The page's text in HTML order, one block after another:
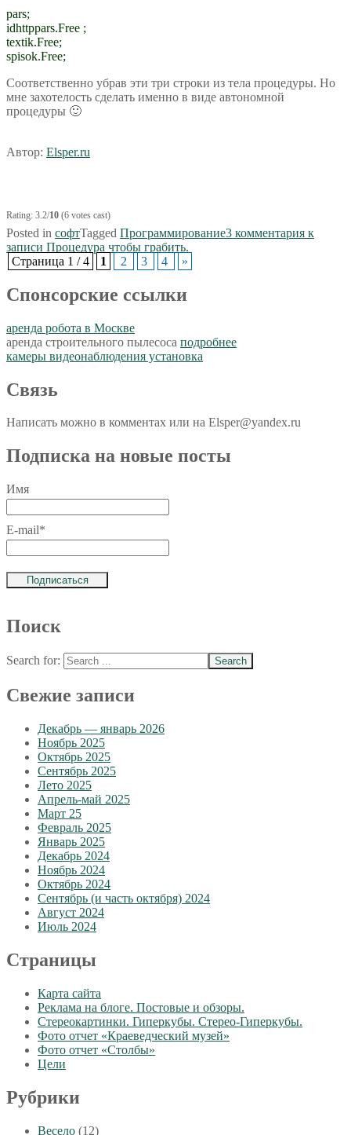
pars;
idhttppars.Free ;
textik.Free;
spisok.Free;
Соответственно убрав эти три строки из тела процедуры. Но
мне захотелость сделать именно в виде автономной
процедуры 🙂
Автор: Elsper.ru
Rating: 3.2/10 (6 votes cast)
Posted in софтTagged Программирование3 комментария к
записи Процедура чтобы грабить.
Страница 1 / 4
1 2 3 4 »
Спoнcopcкиe ссылки
аренда робота в Москве
аренда строительного пылесоса подробнее
камеры видеонаблюдения установка
Связь
Написать можно в комментах или на Elsper@yandex.ru
Подписка на новые посты
Имя
E-mail*
Поиск
Search for:
Свежие записи
Декабрь — январь 2026
Ноябрь 2025
Октябрь 2025
Сентябрь 2025
Лето 2025
Апрель-май 2025
Март 25
Февраль 2025
Январь 2025
Декабрь 2024
Ноябрь 2024
Октябрь 2024
Сентябрь (и часть октября) 2024
Август 2024
Июль 2024
Страницы
Карта сайта
Реклама на блоге. Постовые и обзоры.
Стереокартинки. Гиперкубы. Стерео-Гиперкубы.
Фото отчет «Краеведческий музей»
Фото отчет «Столбы»
Цели
Рубрики
Весело (12)